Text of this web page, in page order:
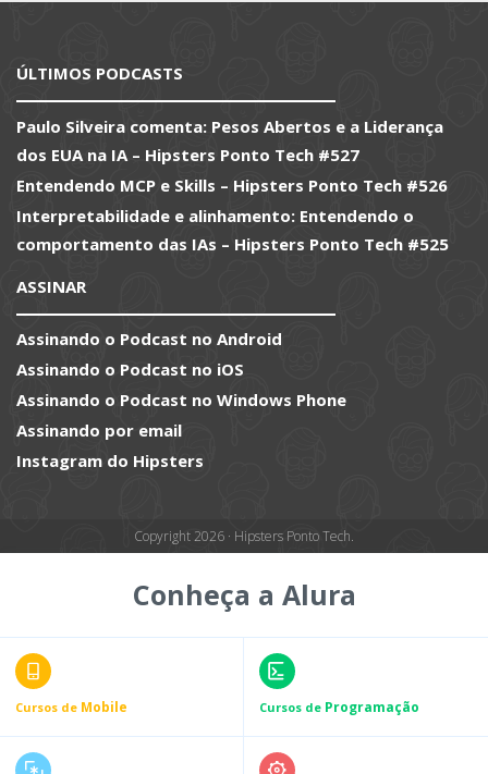
ÚLTIMOS PODCASTS
Paulo Silveira comenta: Pesos Abertos e a Liderança
dos EUA na IA – Hipsters Ponto Tech #527
Entendendo MCP e Skills – Hipsters Ponto Tech #526
Interpretabilidade e alinhamento: Entendendo o
comportamento das IAs – Hipsters Ponto Tech #525
ASSINAR
Assinando o Podcast no Android
Assinando o Podcast no iOS
Assinando o Podcast no Windows Phone
Assinando por email
Instagram do Hipsters
Copyright 2026 · Hipsters Ponto Tech.
Conheça a Alura
Cursos de Mobile Cursos de Programação